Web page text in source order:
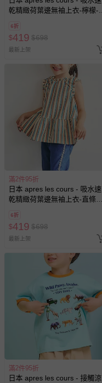
乾精緻荷葉邊無袖上衣-檸檬-橘
6折
$419 $698
最新上架
滿2件95折
日本 apres les cours - 吸水速
乾精緻荷葉邊無袖上衣-直條紋-
6折
$419 $698
最新上架
滿2件95折
日本 apres les cours - 接觸涼